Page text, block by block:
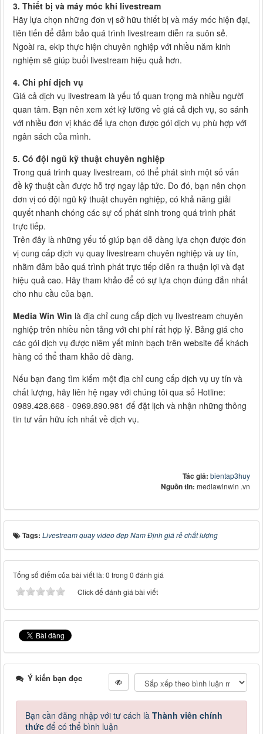
3. Thiết bị và máy móc khi livestream
Hãy lựa chọn những đơn vị sở hữu thiết bị và máy móc hiện đại,
tiên tiến để đảm bảo quá trình livestream diễn ra suôn sẻ.
Ngoài ra, ekip thực hiện chuyên nghiệp với nhiều năm kinh
nghiệm sẽ giúp buổi livestream hiệu quả hơn.
4. Chi phí dịch vụ
Giá cả dịch vụ livestream là yếu tố quan trọng mà nhiều người
quan tâm. Bạn nên xem xét kỹ lưỡng về giá cả dịch vụ, so sánh
với nhiều đơn vị khác để lựa chọn được gói dịch vụ phù hợp với
ngân sách của mình.
5. Có đội ngũ kỹ thuật chuyên nghiệp
Trong quá trình quay livestream, có thể phát sinh một số vấn
đề kỹ thuật cần được hỗ trợ ngay lập tức. Do đó, bạn nên chọn
đơn vị có đội ngũ kỹ thuật chuyên nghiệp, có khả năng giải
quyết nhanh chóng các sự cố phát sinh trong quá trình phát
trực tiếp.
Trên đây là những yếu tố giúp bạn dễ dàng lựa chọn được đơn
vị cung cấp dịch vụ quay livestream chuyên nghiệp và uy tín,
nhằm đảm bảo quá trình phát trực tiếp diễn ra thuận lợi và đạt
hiệu quả cao. Hãy tham khảo để có sự lựa chọn đúng đắn nhất
cho nhu cầu của bạn.
Media Win Win là địa chỉ cung cấp dịch vụ livestream chuyên
nghiệp trên nhiều nền tảng với chi phí rất hợp lý. Bảng giá cho
các gói dịch vụ được niêm yết minh bạch trên website để khách
hàng có thể tham khảo dễ dàng.
Nếu bạn đang tìm kiếm một địa chỉ cung cấp dịch vụ uy tín và
chất lượng, hãy liên hệ ngay với chúng tôi qua số Hotline:
0989.428.668 - 0969.890.981 để đặt lịch và nhận những thông
tin tư vấn hữu ích nhất về dịch vụ.
Tác giả: bientap3huy
Nguồn tin: mediawinwin .vn
Tags: Livestream quay video đẹp Nam Định giá rẻ chất lượng
Tổng số điểm của bài viết là: 0 trong 0 đánh giá
Click để đánh giá bài viết
Ý kiến bạn đọc
Bạn cần đăng nhập với tư cách là Thành viên chính
thức để có thể bình luận